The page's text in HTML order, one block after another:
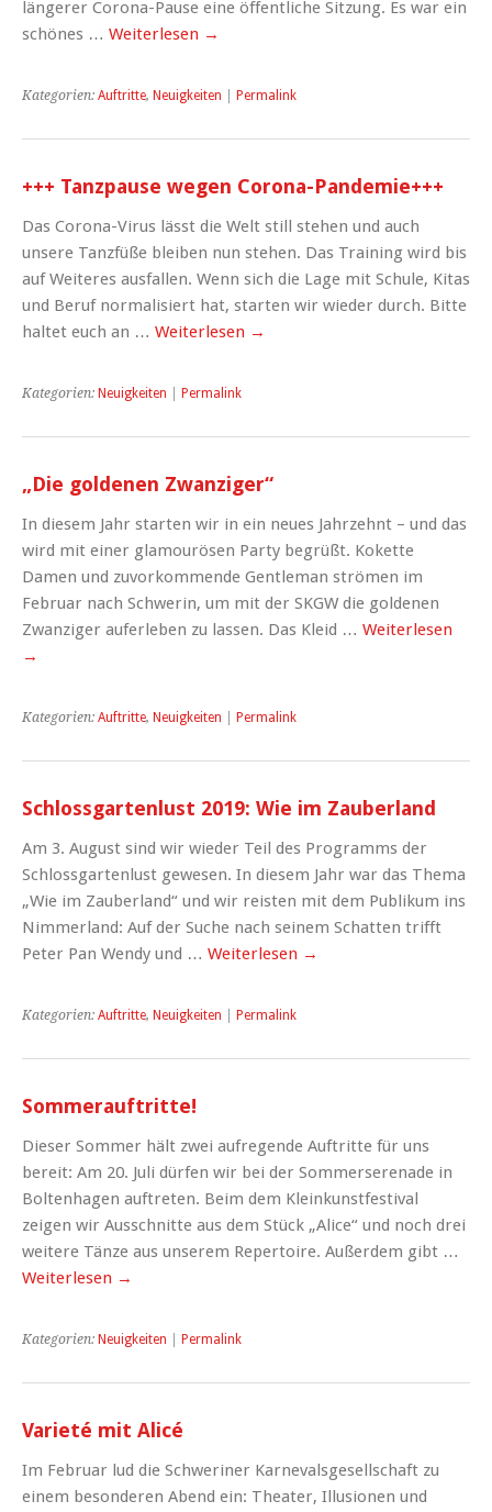
längerer Corona-Pause eine öffentliche Sitzung. Es war ein
schönes … Weiterlesen →
Kategorien: Auftritte, Neuigkeiten Permalink
+++ Tanzpause wegen Corona-Pandemie+++
Das Corona-Virus lässt die Welt still stehen und auch
unsere Tanzfüße bleiben nun stehen. Das Training wird bis
auf Weiteres ausfallen. Wenn sich die Lage mit Schule, Kitas
und Beruf normalisiert hat, starten wir wieder durch. Bitte
haltet euch an … Weiterlesen →
Kategorien: Neuigkeiten Permalink
„Die goldenen Zwanziger“
In diesem Jahr starten wir in ein neues Jahrzehnt – und das
wird mit einer glamourösen Party begrüßt. Kokette
Damen und zuvorkommende Gentleman strömen im
Februar nach Schwerin, um mit der SKGW die goldenen
Zwanziger auferleben zu lassen. Das Kleid … Weiterlesen
→
Kategorien: Auftritte, Neuigkeiten Permalink
Schlossgartenlust 2019: Wie im Zauberland
Am 3. August sind wir wieder Teil des Programms der
Schlossgartenlust gewesen. In diesem Jahr war das Thema
„Wie im Zauberland“ und wir reisten mit dem Publikum ins
Nimmerland: Auf der Suche nach seinem Schatten trifft
Peter Pan Wendy und … Weiterlesen →
Kategorien: Auftritte, Neuigkeiten Permalink
Sommerauftritte!
Dieser Sommer hält zwei aufregende Auftritte für uns
bereit: Am 20. Juli dürfen wir bei der Sommerserenade in
Boltenhagen auftreten. Beim dem Kleinkunstfestival
zeigen wir Ausschnitte aus dem Stück „Alice“ und noch drei
weitere Tänze aus unserem Repertoire. Außerdem gibt …
Weiterlesen →
Kategorien: Neuigkeiten Permalink
Varieté mit Alicé
Im Februar lud die Schweriner Karnevalsgesellschaft zu
einem besonderen Abend ein: Theater, Illusionen und